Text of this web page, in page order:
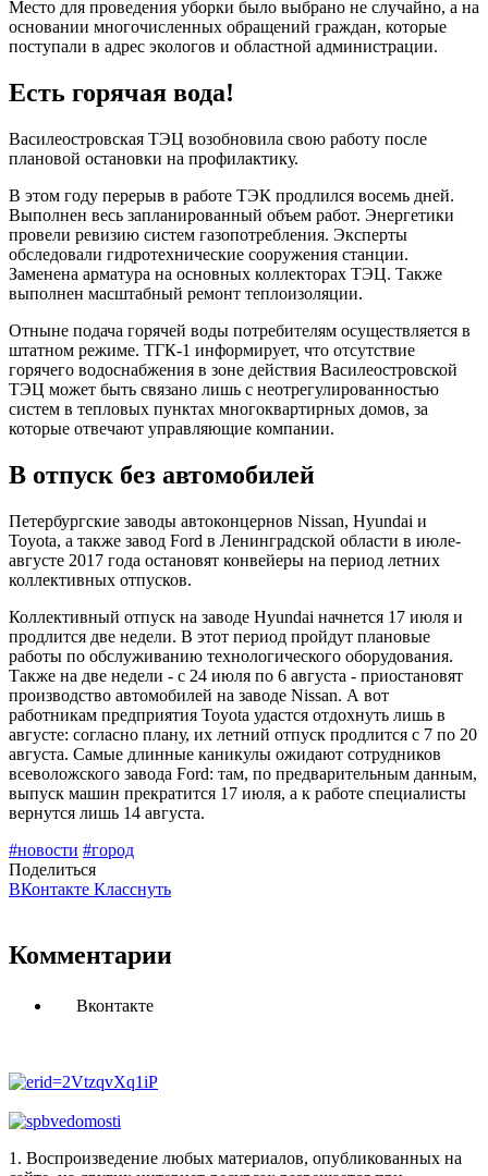
Место для проведения уборки было выбрано не случайно, а на
основании многочисленных обращений граждан, которые
поступали в адрес экологов и областной администрации.
Есть горячая вода!
Василеостровская ТЭЦ возобновила свою работу после
плановой остановки на профилактику.
В этом году перерыв в работе ТЭК продлился восемь дней.
Выполнен весь запланированный объем работ. Энергетики
провели ревизию систем газопотребления. Эксперты
обследовали гидротехнические сооружения станции.
Заменена арматура на основных коллекторах ТЭЦ. Также
выполнен масштабный ремонт теплоизоляции.
Отныне подача горячей воды потребителям осуществляется в
штатном режиме. ТГК-1 информирует, что отсутствие
горячего водоснабжения в зоне действия Василеостровской
ТЭЦ может быть связано лишь с неотрегулированностью
систем в тепловых пунктах многоквартирных домов, за
которые отвечают управляющие компании.
В отпуск без автомобилей
Петербургские заводы автоконцернов Nissan, Hyundai и
Toyota, а также завод Ford в Ленинградской области в июле-
августе 2017 года остановят конвейеры на период летних
коллективных отпусков.
Коллективный отпуск на заводе Hyundai начнется 17 июля и
продлится две недели. В этот период пройдут плановые
работы по обслуживанию технологического оборудования.
Также на две недели - с 24 июля по 6 августа - приостановят
производство автомобилей на заводе Nissan. А вот
работникам предприятия Toyota удастся отдохнуть лишь в
августе: согласно плану, их летний отпуск продлится с 7 по 20
августа. Самые длинные каникулы ожидают сотрудников
всеволожского завода Ford: там, по предварительным данным,
выпуск машин прекратится 17 июля, а к работе специалисты
вернутся лишь 14 августа.
#новости #город
Поделиться
ВКонтакте Класснуть
Комментарии
Вконтакте
1. Воспроизведение любых материалов, опубликованных на